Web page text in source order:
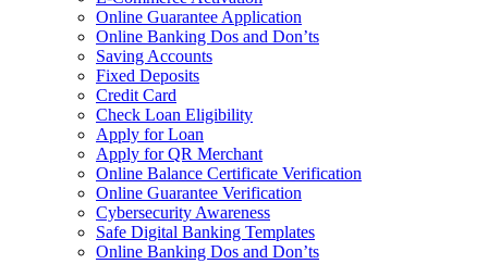
Online Guarantee Application
Online Banking Dos and Don’ts
Saving Accounts
Fixed Deposits
Credit Card
Check Loan Eligibility
Apply for Loan
Apply for QR Merchant
Online Balance Certificate Verification
Online Guarantee Verification
Cybersecurity Awareness
Safe Digital Banking Templates
Online Banking Dos and Don’ts